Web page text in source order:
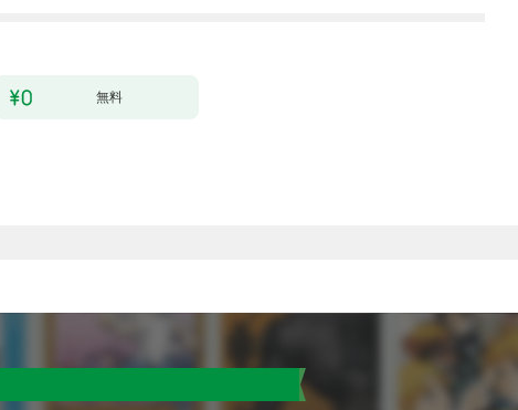
無料